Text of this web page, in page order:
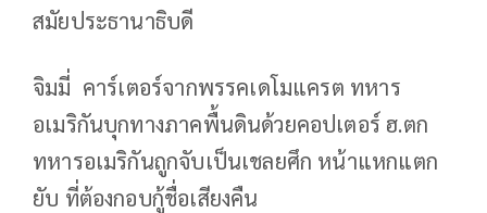
สมัยประธานาธิบดี
จิมมี่ คาร์เตอร์จากพรรคเดโมแครต​ ทหาร
อเมริกันบุกทางภาคพื้นดินด้วยคอปเตอร์​ ฮ.ตก​
ทหารอเมริกันถูกจับเป็นเชลยศึก​ หน้าแหกแตก
ยับ​ ที่ต้องกอบกู้ชื่อเสียงคืน